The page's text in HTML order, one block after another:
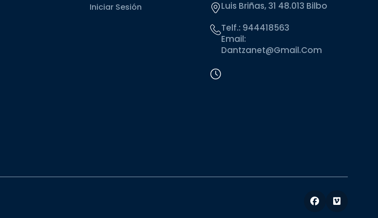
Iniciar Sesión
Luis Briñas, 31 48.013 Bilbo
Telf.: 944418563
Email:
Dantzanet@gmail.com
Facebook
Vimeo